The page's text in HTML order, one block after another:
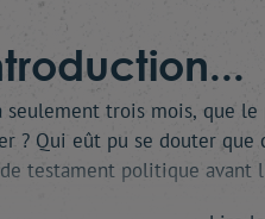
trois mois, que
? Qui eût pu se douter
testament politique